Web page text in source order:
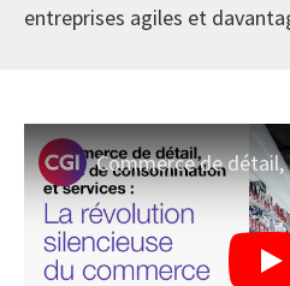
entreprises agiles et